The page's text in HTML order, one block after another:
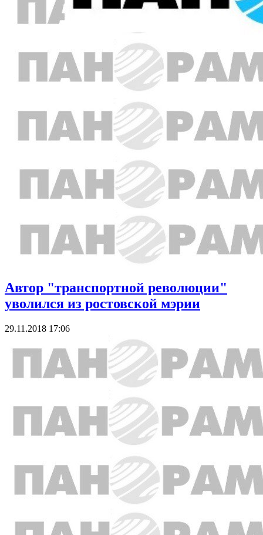
Автор "транспортной революции"
уволился из ростовской мэрии
29.11.2018 17:06